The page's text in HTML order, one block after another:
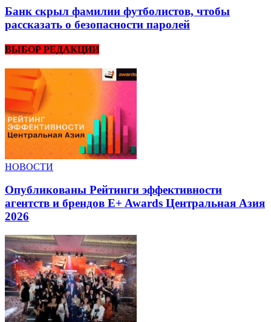
Банк скрыл фамилии футболистов, чтобы
рассказать о безопасности паролей
ВЫБОР РЕДАКЦИИ
НОВОСТИ
Опубликованы Рейтинги эффективности
агентств и брендов E+ Awards Центральная Азия
2026